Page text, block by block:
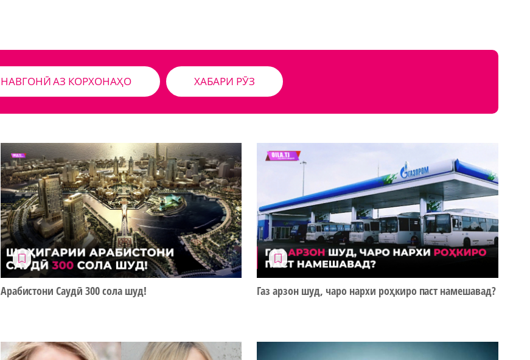
НАВГОНӢ АЗ КОРХОНАҲО ХАБАРИ РӮЗ
Арабистони Саудӣ 300 сола шуд! Газ арзон шуд, чаро нархи роҳкиро паст намешавад?